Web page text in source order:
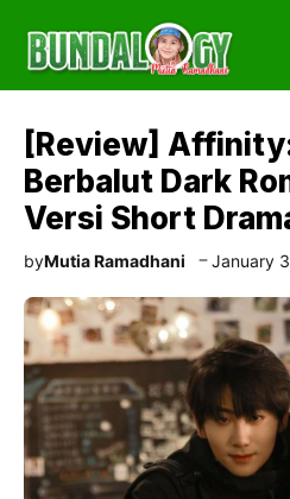
content
[Review]
Berbalut Dark
Versi Short
byMutia Ramadhani January